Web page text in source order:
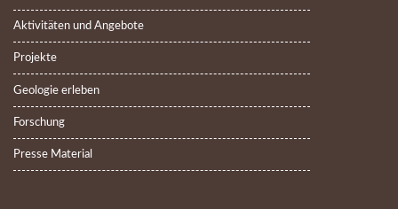
Aktivitäten und Angebote
Projekte
Geologie erleben
Forschung
Presse Material